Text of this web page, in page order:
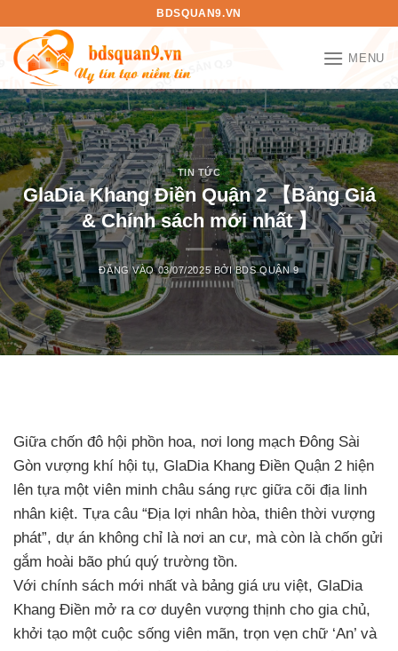
nội
dung
BDSQUAN9.VN
MENU
TIN TỨC
GlaDia Khang Điền Quận 2 【Bảng Giá
& Chính sách mới nhất 】
ĐĂNG VÀO03/07/2025 BỞIBDS QUẬN 9
Giữa chốn đô hội phồn hoa, nơi long mạch Đông Sài
Gòn vượng khí hội tụ, GlaDia Khang Điền Quận 2 hiện
lên tựa một viên minh châu sáng rực giữa cõi địa linh
nhân kiệt. Tựa câu “Địa lợi nhân hòa, thiên thời vượng
phát”, dự án không chỉ là nơi an cư, mà còn là chốn gửi
gắm hoài bão phú quý trường tồn.
Với chính sách mới nhất và bảng giá ưu việt, GlaDia
Khang Điền mở ra cơ duyên vượng thịnh cho gia chủ,
khởi tạo một cuộc sống viên mãn, trọn vẹn chữ ‘An’ và